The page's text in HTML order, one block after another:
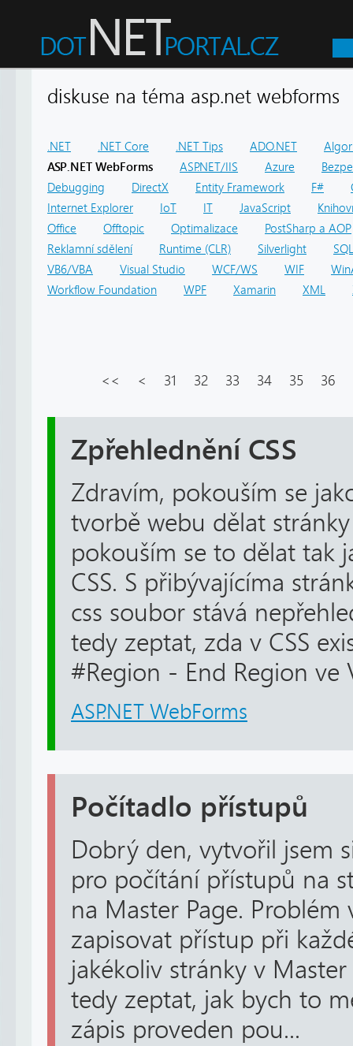
diskuse na téma asp.net
.NET .NET Core .NET Tips ADO.NET
ASP.NET WebForms
ASP.NET/IIS Azure
Debugging
DirectX Entity Framework F#
Internet Explorer
IoT IT JavaScript
Office
Offtopic Optimalizace
PostSharp a AOP
Reklamní sdělení
Runtime (CLR) Silverlight
SQL
VB6/VBA
Visual Studio WCF/WS WIF
Workflow Foundation
WPF Xamarin XML
<< < 31 32 33 34 35 36
Zpřehlednění CSS
Zdravím, pokouším se
tvorbě webu dělat
pokouším se to dělat tak
CSS. S přibývajícíma
css soubor stává
tedy zeptat, zda v CSS
#Region - End Region ve
ASP.NET WebForms
Počítadlo přístupů
Dobrý den, vytvořil jsem
pro počítání přístupů na
na Master Page. Problém
zapisovat přístup při
jakékoliv stránky v
tedy zeptat, jak bych to
zápis proveden pou...